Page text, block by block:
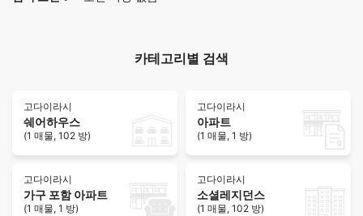
카테고리별 검색
고다이라시
쉐어하우스
(1 매물, 102 방)
고다이라시
아파트
(1 매물, 1 방)
고다이라시
가구 포함 아파트
(1 매물, 1 방)
고다이라시
소셜레지던스
(1 매물, 102 방)